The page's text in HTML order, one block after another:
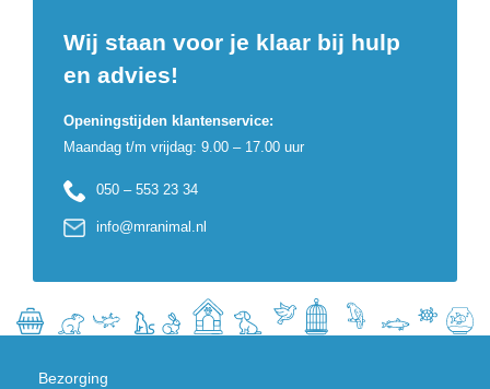
Wij staan voor je klaar bij hulp
en advies!
Openingstijden klantenservice:
Maandag t/m vrijdag: 9.00 – 17.00 uur
050 – 553 23 34
info@mranimal.nl
Bezorging